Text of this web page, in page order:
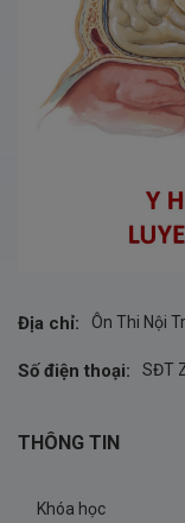
Địa chỉ: Ôn Thi Nội
Số điện thoại: SĐT
THÔNG TIN
Khóa học